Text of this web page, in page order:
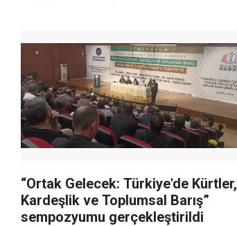
“Ortak Gelecek: Türkiye'de Kürtler,
Kardeşlik ve Toplumsal Barış”
sempozyumu gerçekleştirildi